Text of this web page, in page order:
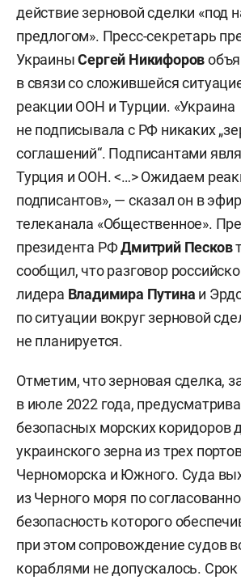
действие зерновой сделки «под
предлогом». Пресс-секретарь
УкраиныСергей Никифоров
в связи со сложившейся
реакции ООН и Турции. «Украина
не подписывала с РФ никаких
соглашений“. Подписантами
Турция и ООН. <…> Ожидаем
подписантов», — сказал он в
телеканала «Общественное».
президента РФДмитрий Песков
сообщил, что разговор
лидера Владимира Путина и
по ситуации вокруг зерновой
не планируется.
Отметим, что зерновая сделка,
в июле 2022 года,
безопасных морских коридоров
украинского зерна из трех
Черноморска и Южного. Суда
из Черного моря по
безопасность которого
при этом сопровождение судов
кораблями не допускалось. Срок